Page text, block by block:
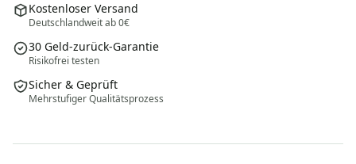
Kostenloser Versand
Deutschlandweit ab 0€
30 Geld-zurück-Garantie
Risikofrei testen
Sicher & Geprüft
Mehrstufiger Qualitätsprozess